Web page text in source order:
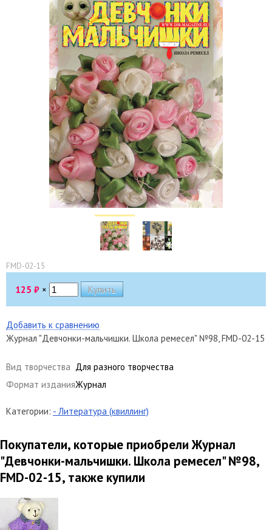
FMD-02-15
125 ₽ ×
Добавить к сравнению
Журнал "Девчонки-мальчишки. Школа ремесел" №98, FMD-02-15
Вид творчества Для разного творчества
Формат изданияЖурнал
Категории: - Литература (квиллинг)
Покупатели, которые приобрели Журнал
"Девчонки-мальчишки. Школа ремесел" №98,
FMD-02-15, также купили